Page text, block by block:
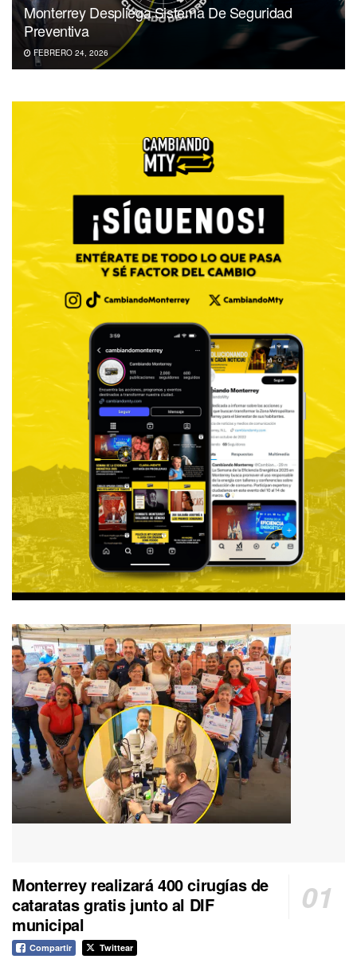
Monterrey Despliega Sistema De Seguridad
Preventiva
FEBRERO 24, 2026
Monterrey realizará 400 cirugías de
cataratas gratis junto al DIF
municipal
Compartir Twittear